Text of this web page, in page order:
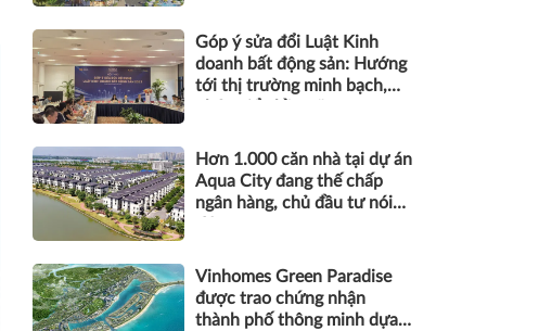
Góp ý sửa đổi Luật Kinh
doanh bất động sản: Hướng
tới thị trường minh bạch,
Hơn 1.000 căn nhà tại dự án
Aqua City đang thế chấp
ngân hàng, chủ đầu tư nói
Vinhomes Green Paradise
được trao chứng nhận
thành phố thông minh dựa